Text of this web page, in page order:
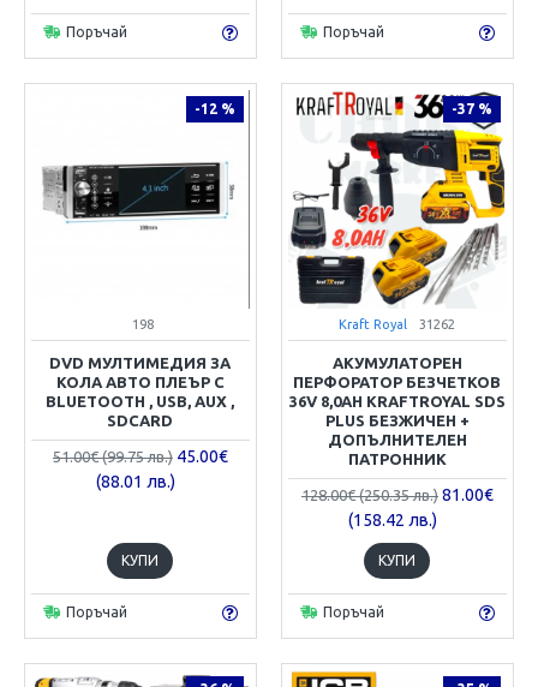
Поръчай Поръчай
-12 %
198
DVD МУЛТИМЕДИЯ ЗА
КОЛА АВТО ПЛЕЪР С
BLUETOOTH , USB, AUX ,
SDCARD
51.00€ (99.75 лв.) 45.00€
(88.01 лв.)
КУПИ
Поръчай
-37 %
Kraft Royal 31262
АКУМУЛАТОРЕН
ПЕРФОРАТОР БЕЗЧЕТКОВ
36V 8,0AH KRAFTROYAL SDS
PLUS БЕЗЖИЧЕН +
ДОПЪЛНИТЕЛЕН
ПАТРОННИК
128.00€ (250.35 лв.) 81.00€
(158.42 лв.)
КУПИ
Поръчай